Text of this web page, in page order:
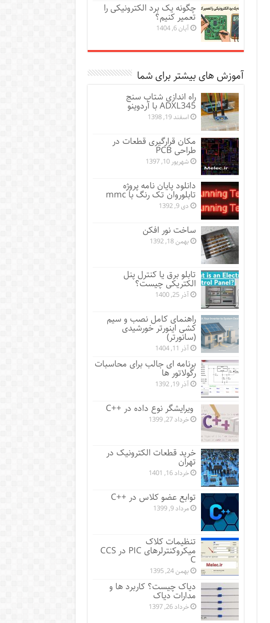
چگونه یک برد الکترونیکی را
تعمیر کنیم؟
آبان 6, 1404
آموزش های بیشتر برای شما
راه اندازی شتاب سنج
ADXL345 با آردوینو
اسفند 19, 1398
مکان قرارگیری قطعات در
طراحی PCB
شهریور 10, 1397
دانلود پایان نامه پروژه
تابلوروان تک رنگ با mmc
دی 9, 1392
ساخت نور افکن
بهمن 18, 1392
تابلو برق یا کنترل پنل
الکتریکی چیست؟
آذر 25, 1400
راهنمای کامل نصب و سیم
کشی اینورتر خورشیدی
(سانورتر)
آذر 11, 1404
برنامه ای جالب برای محاسبات
رگولاتور ها
آذر 19, 1392
ویرایشگر نوع داده در ++C
خرداد 27, 1399
خرید قطعات الکترونیک در
تهران
خرداد 16, 1401
توابع عضو کلاس در ++C
مرداد 9, 1399
تنظیمات کلاک
میکروکنترلرهای PIC در CCS
C
بهمن 24, 1395
دیاک چیست؟ کاربرد ها و
مدارات دیاک
خرداد 26, 1397